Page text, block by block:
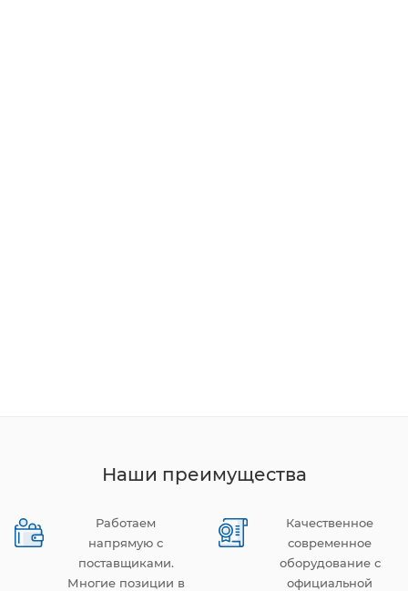
Наши преимущества
Работаем
напрямую с
поставщиками.
Многие позиции в
Качественное
современное
оборудование с
официальной